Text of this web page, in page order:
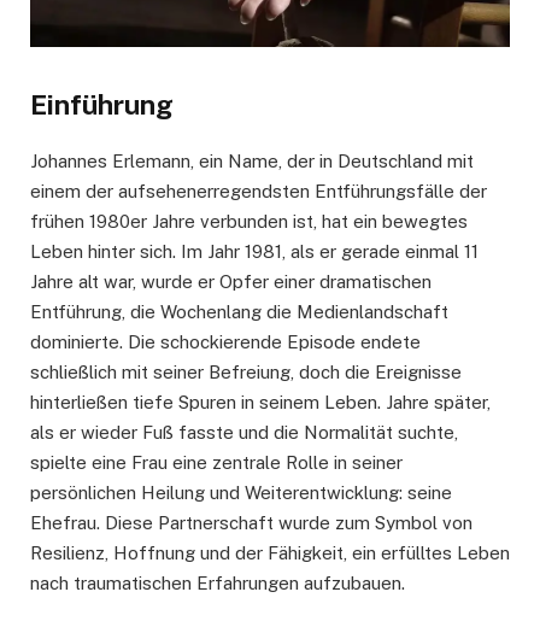
Einführung
Johannes Erlemann, ein Name, der in Deutschland mit
einem der aufsehenerregendsten Entführungsfälle der
frühen 1980er Jahre verbunden ist, hat ein bewegtes
Leben hinter sich. Im Jahr 1981, als er gerade einmal 11
Jahre alt war, wurde er Opfer einer dramatischen
Entführung, die Wochenlang die Medienlandschaft
dominierte. Die schockierende Episode endete
schließlich mit seiner Befreiung, doch die Ereignisse
hinterließen tiefe Spuren in seinem Leben. Jahre später,
als er wieder Fuß fasste und die Normalität suchte,
spielte eine Frau eine zentrale Rolle in seiner
persönlichen Heilung und Weiterentwicklung: seine
Ehefrau. Diese Partnerschaft wurde zum Symbol von
Resilienz, Hoffnung und der Fähigkeit, ein erfülltes Leben
nach traumatischen Erfahrungen aufzubauen.